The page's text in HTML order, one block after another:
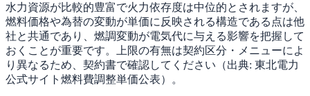
水力資源が比較的豊富で火力依存度は中位的とされますが、
燃料価格や為替の変動が単価に反映される構造である点は他
社と共通であり、燃調変動が電気代に与える影響を把握して
おくことが重要です。上限の有無は契約区分・メニューによ
り異なるため、契約書で確認してください（出典: 東北電力
公式サイト燃料費調整単価公表）。